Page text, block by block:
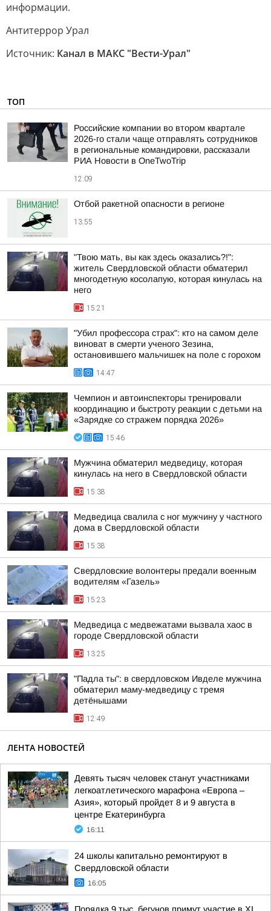
информации.
Антитеррор Урал
Источник: Канал в МАКС "Вести-Урал"
ТОП
Российские компании во втором квартале
2026-го стали чаще отправлять сотрудников
в региональные командировки, рассказали
РИА Новости в OneTwoTrip
12:09
Отбой ракетной опасности в регионе
13:55
"Твою мать, вы как здесь оказались?!":
житель Свердловской области обматерил
многодетную косолапую, которая кинулась на
него
15:21
"Убил профессора страх": кто на самом деле
виноват в смерти ученого Зезина,
остановившего мальчишек на поле с горохом
14:47
Чемпион и автоинспекторы тренировали
координацию и быстроту реакции с детьми на
«Зарядке со стражем порядка 2026»
15:46
Мужчина обматерил медведицу, которая
кинулась на него в Свердловской области
15:38
Медведица свалила с ног мужчину у частного
дома в Свердловской области
15:38
Свердловские волонтеры предали военным
водителям «Газель»
15:23
Медведица с медвежатами вызвала хаос в
городе Свердловской области
13:25
"Падла ты": в свердловском Ивделе мужчина
обматерил маму-медведицу с тремя
детёнышами
12:49
ЛЕНТА НОВОСТЕЙ
Девять тысяч человек станут участниками
легкоатлетического марафона «Европа –
Азия», который пройдет 8 и 9 августа в
центре Екатеринбурга
16:11
24 школы капитально ремонтируют в
Свердловской области
16:05